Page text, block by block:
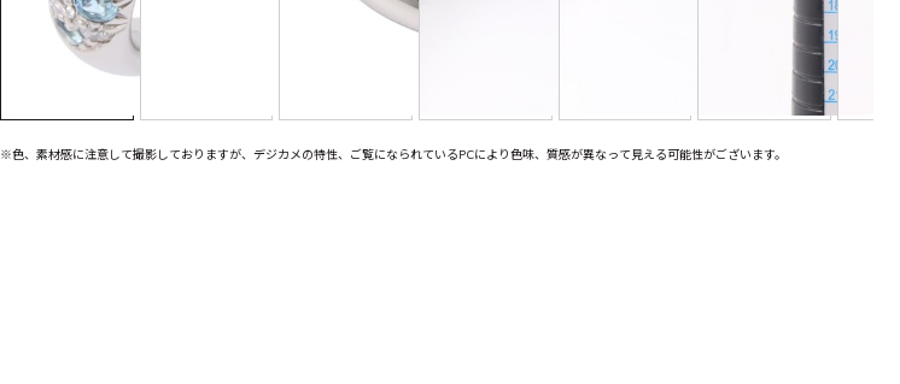
※色、素材感に注意して撮影しておりますが、デジカメの特性、ご覧になられているPCにより色味、質感が異なって見える可能性がございます。